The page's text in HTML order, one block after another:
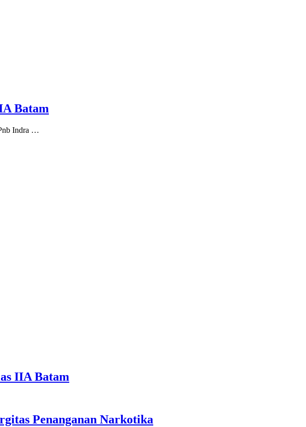
Batam
Indra …
IIA Batam
Penanganan Narkotika